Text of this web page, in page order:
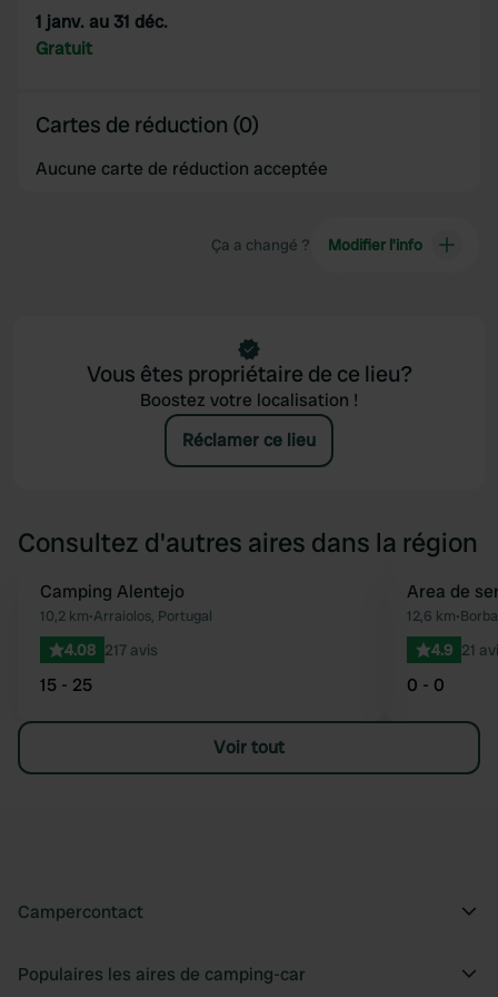
1 janv. au 31 déc.
Gratuit
Cartes de réduction (0)
Aucune carte de réduction acceptée
Ça a changé ? Modifier l’info
Vous êtes propriétaire de ce lieu?
Boostez votre localisation !
Réclamer ce lieu
Consultez d'autres aires dans la région
Préféré
Camping Alentejo
10,2 km•Arraiolos, Portugal
4.08 217 avis
15 - 25
Area de
12,6 km•
4.9 21
0 - 0
Voir tout
Campercontact
Populaires les aires de camping-car